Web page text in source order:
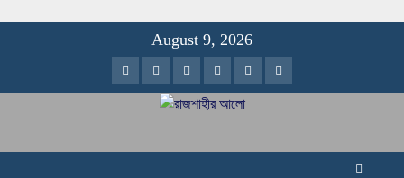
August 9, 2026
Facebook
TwitterInstagram
Youtube
VK LinkedIn